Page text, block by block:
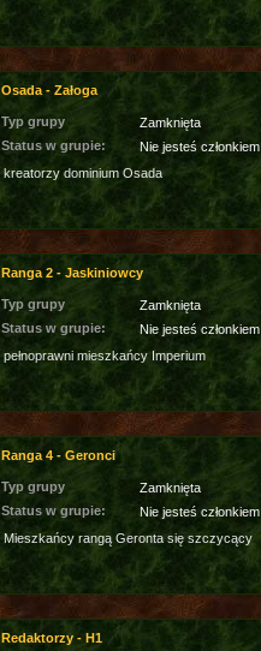
Osada - Załoga
Typ grupy
Zamknięta
Status w grupie:
Nie jesteś członkiem
kreatorzy dominium Osada
Ranga 2 - Jaskiniowcy
Typ grupy
Zamknięta
Status w grupie:
Nie jesteś członkiem
pełnoprawni mieszkańcy Imperium
Ranga 4 - Geronci
Typ grupy
Zamknięta
Status w grupie:
Nie jesteś członkiem
Mieszkańcy rangą Geronta się szczycący
Redaktorzy - H1